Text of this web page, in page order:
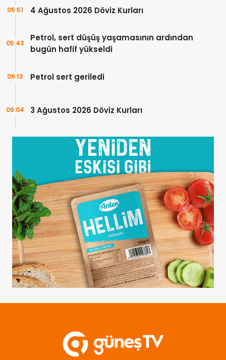
4 Ağustos 2026 Döviz Kurları
05:51
Petrol, sert düşüş yaşamasının ardından
bugün hafif yükseldi
05:43
Petrol sert geriledi
06:13
3 Ağustos 2026 Döviz Kurları
06:04